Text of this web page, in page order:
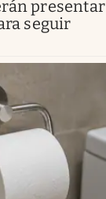
presentar
seguir